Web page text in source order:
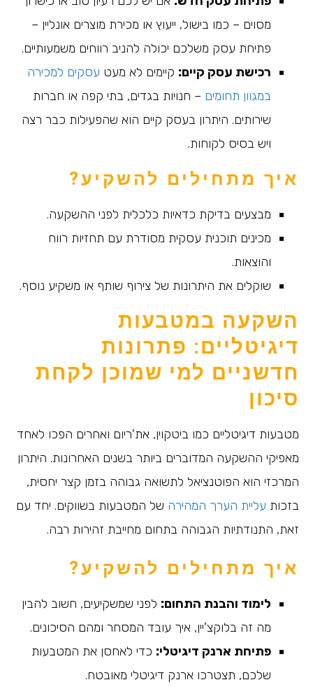
מסוים – כמו בישול, ייעוץ או מכירת מוצרים אונליין –
פתיחת עסק משלכם יכולה להניב רווחים משמעותיים.
רכישת עסק קיים: קיימים לא מעט עסקים למכירה
במגוון תחומים – חנויות בגדים, בתי קפה או חברות
שירותים. היתרון בעסק קיים הוא שהפעילות כבר רצה
ויש בסיס לקוחות.
איך מתחילים להשקיע?
מבצעים בדיקת כדאיות כלכלית לפני ההשקעה.
מכינים תוכנית עסקית מסודרת עם תחזיות רווח
והוצאות.
שוקלים את היתרונות של צירוף שותף או משקיע נוסף.
השקעה במטבעות
דיגיטליים: פתרונות
חדשניים למי שמוכן לקחת
סיכון
מטבעות דיגיטליים כמו ביטקוין, את'ריום ואחרים הפכו לאחד
מאפיקי ההשקעה המדוברים ביותר בשנים האחרונות. היתרון
המרכזי הוא הפוטנציאל לתשואה גבוהה בזמן קצר יחסית,
בזכות עליית הערך המהירה של המטבעות בשווקים. יחד עם
זאת, התנודתיות הגבוהה בתחום מחייבת זהירות רבה.
איך מתחילים להשקיע?
לימוד והבנת התחום: לפני שמשקיעים, חשוב להבין
מה זה בלוקצ'יין, איך עובד המסחר ומהם הסיכונים.
פתיחת ארנק דיגיטלי: כדי לאחסן את המטבעות
שלכם, תצטרכו ארנק דיגיטלי מאובטח.